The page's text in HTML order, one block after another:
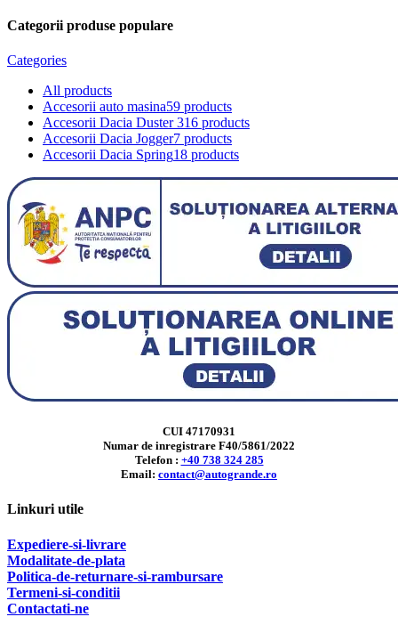
Categorii produse populare
Categories
All products
Accesorii auto masina59 products
Accesorii Dacia Duster 316 products
Accesorii Dacia Jogger7 products
Accesorii Dacia Spring18 products
CUI 47170931
Numar de inregistrare F40/5861/2022
Telefon : +40 738 324 285
Email: contact@autogrande.ro
Linkuri utile
Expediere-si-livrare
Modalitate-de-plata
Politica-de-returnare-si-rambursare
Termeni-si-conditii
Contactati-ne